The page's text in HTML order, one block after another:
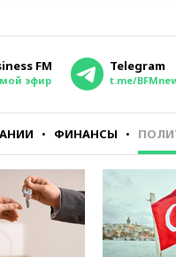
FM
эфир
Telegram
t.me/
ФИНАНСЫ